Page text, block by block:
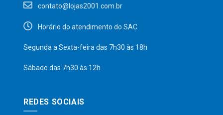
contato@lojas2001.com.br
Horário do atendimento do SAC
Segunda a Sexta-feira das 7h30 às 18h
Sábado das 7h30 às 12h
REDES SOCIAIS